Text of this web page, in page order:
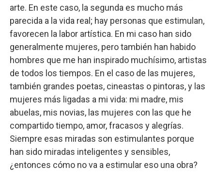
arte. En este caso, la segunda es mucho más
parecida a la vida real; hay personas que estimulan,
favorecen la labor artística. En mi caso han sido
generalmente mujeres, pero también han habido
hombres que me han inspirado muchísimo, artistas
de todos los tiempos. En el caso de las mujeres,
también grandes poetas, cineastas o pintoras, y las
mujeres más ligadas a mi vida: mi madre, mis
abuelas, mis novias, las mujeres con las que he
compartido tiempo, amor, fracasos y alegrías.
Siempre esas miradas son estimulantes porque
han sido miradas inteligentes y sensibles,
¿entonces cómo no va a estimular eso una obra?